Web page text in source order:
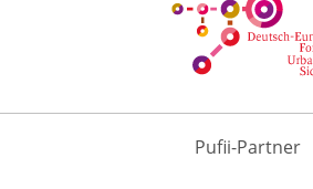
Pufii-Partner